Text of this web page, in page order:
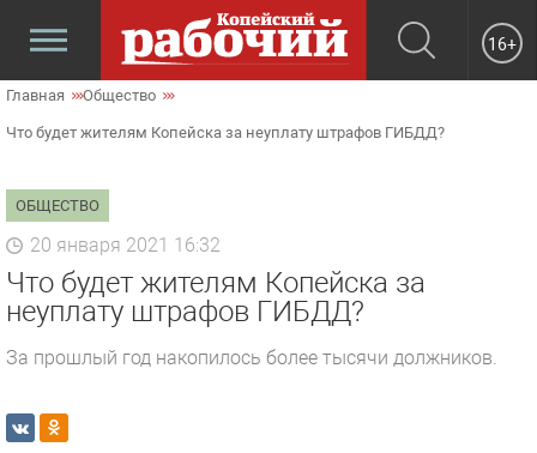
16+
Главная Общество
Что будет жителям Копейска за неуплату штрафов ГИБДД?
ОБЩЕСТВО
20 января 2021 16:32
Что будет жителям Копейска за
неуплату штрафов ГИБДД?
За прошлый год накопилось более тысячи должников.